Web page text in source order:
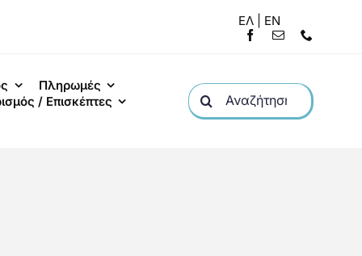
ΕΛ | EN
Πληρωμές
/ Επισκέπτες
Search
for: